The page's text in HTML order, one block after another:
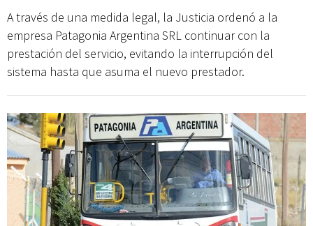
A través de una medida legal, la Justicia ordenó a la
empresa Patagonia Argentina SRL continuar con la
prestación del servicio, evitando la interrupción del
sistema hasta que asuma el nuevo prestador.